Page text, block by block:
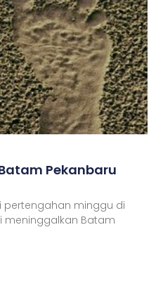
Pekanbaru
pertengahan minggu di
meninggalkan Batam